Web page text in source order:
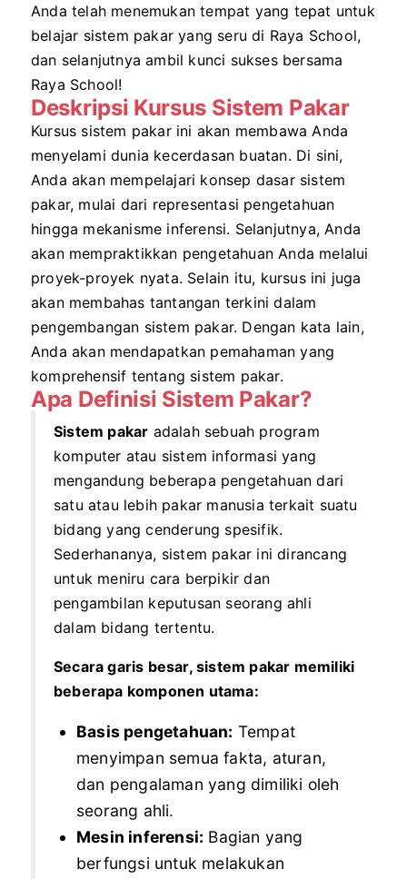
Anda telah menemukan tempat yang tepat untuk
belajar sistem pakar yang seru di Raya School,
dan selanjutnya ambil kunci sukses bersama
Raya School!
Deskripsi Kursus Sistem Pakar
Kursus sistem pakar ini akan membawa Anda
menyelami dunia kecerdasan buatan. Di sini,
Anda akan mempelajari konsep dasar sistem
pakar, mulai dari representasi pengetahuan
hingga mekanisme inferensi. Selanjutnya, Anda
akan mempraktikkan pengetahuan Anda melalui
proyek-proyek nyata. Selain itu, kursus ini juga
akan membahas tantangan terkini dalam
pengembangan sistem pakar. Dengan kata lain,
Anda akan mendapatkan pemahaman yang
komprehensif tentang sistem pakar.
Apa Definisi Sistem Pakar?
Sistem pakar adalah sebuah program
komputer atau sistem informasi yang
mengandung beberapa pengetahuan dari
satu atau lebih pakar manusia terkait suatu
bidang yang cenderung spesifik.
Sederhananya, sistem pakar ini dirancang
untuk meniru cara berpikir dan
pengambilan keputusan seorang ahli
dalam bidang tertentu.
Secara garis besar, sistem pakar memiliki
beberapa komponen utama:
Basis pengetahuan: Tempat
menyimpan semua fakta, aturan,
dan pengalaman yang dimiliki oleh
seorang ahli.
Mesin inferensi: Bagian yang
berfungsi untuk melakukan